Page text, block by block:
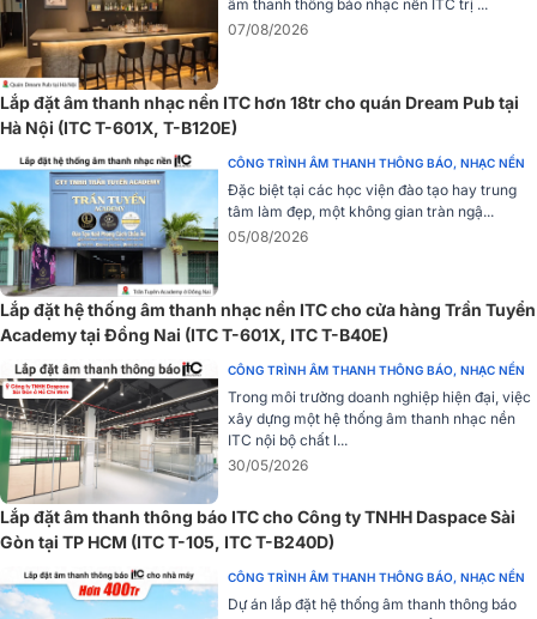
âm thanh thông báo nhạc nền ITC trị ...
07/08/2026
Lắp đặt âm thanh nhạc nền ITC hơn 18tr cho quán Dream Pub tại
Hà Nội (ITC T-601X, T-B120E)
CÔNG TRÌNH ÂM THANH THÔNG BÁO, NHẠC NỀN
Đặc biệt tại các học viện đào tạo hay trung
tâm làm đẹp, một không gian tràn ngậ...
05/08/2026
Lắp đặt hệ thống âm thanh nhạc nền ITC cho cửa hàng Trần Tuyển
Academy tại Đồng Nai (ITC T-601X, ITC T-B40E)
CÔNG TRÌNH ÂM THANH THÔNG BÁO, NHẠC NỀN
Trong môi trường doanh nghiệp hiện đại, việc
xây dựng một hệ thống âm thanh nhạc nền
ITC nội bộ chất l...
30/05/2026
Lắp đặt âm thanh thông báo ITC cho Công ty TNHH Daspace Sài
Gòn tại TP HCM (ITC T-105, ITC T-B240D)
CÔNG TRÌNH ÂM THANH THÔNG BÁO, NHẠC NỀN
Dự án lắp đặt hệ thống âm thanh thông báo